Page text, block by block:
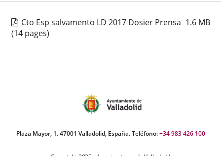
Cto Esp salvamento LD 2017 Dosier Prensa 1.6 MB
(14 pages)
Plaza Mayor, 1. 47001 Valladolid, España. Teléfono:+34 983 426 100